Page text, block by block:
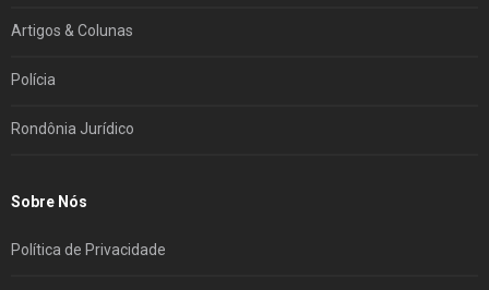
Artigos & Colunas
Polícia
Rondônia Jurídico
Sobre Nós
Política de Privacidade